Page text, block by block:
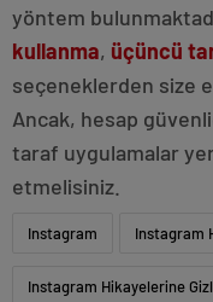
yöntem
kullanma, üçüncü
seçeneklerden size
Ancak, hesap
taraf uygulamalar
etmelisiniz.
Instagram Instagram
Instagram Hikayelerine